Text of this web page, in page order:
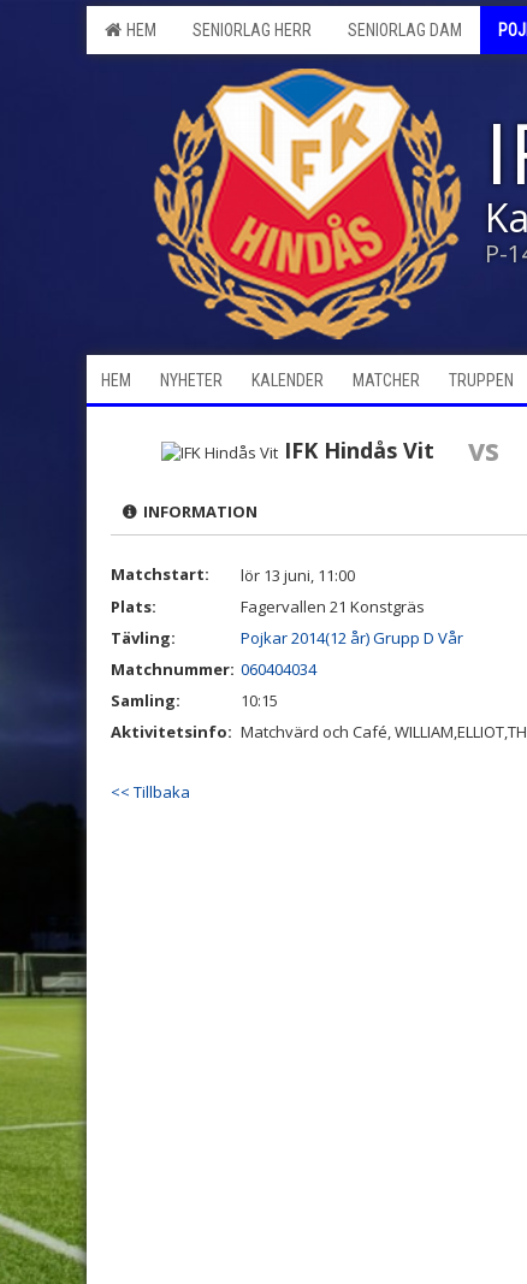
HEM SENIORLAG HERR SENIORLAG DAM
P-
HEM NYHETER KALENDER MATCHER TRUPPEN
IFK Hindås Vit vs
INFORMATION
Matchstart:
lör 13 juni, 11:00
Plats:
Fagervallen 21 Konstgräs
Tävling:
Pojkar 2014(12 år) Grupp D Vår
Matchnummer: 060404034
Samling:
10:15
Aktivitetsinfo: Matchvärd och Café,
<< Tillbaka